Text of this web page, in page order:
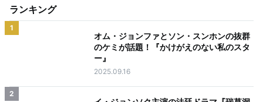
ランキング
1
オム・ジョンファとソン・スンホンの抜群
のケミが話題！『かけがえのない私のスタ
ー』
2025.09.16
2